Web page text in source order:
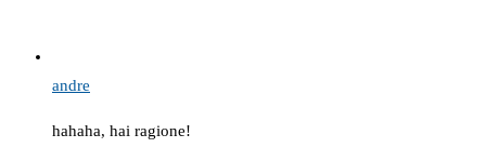
andre
hahaha, hai ragione!